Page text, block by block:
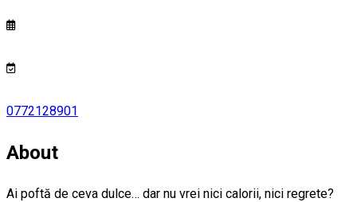
0772128901
About
Ai poftă de ceva dulce… dar nu vrei nici calorii, nici regrete?